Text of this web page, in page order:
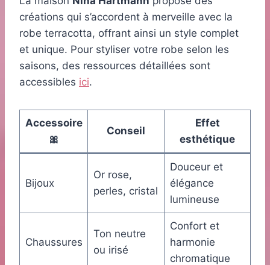
créations qui s’accordent à merveille avec la
robe terracotta, offrant ainsi un style complet
et unique. Pour styliser votre robe selon les
saisons, des ressources détaillées sont
accessibles ici.
Accessoire
🎀
Conseil
Effet
esthétique
Bijoux
Or rose,
perles, cristal
Douceur et
élégance
lumineuse
Chaussures
Ton neutre
ou irisé
Confort et
harmonie
chromatique